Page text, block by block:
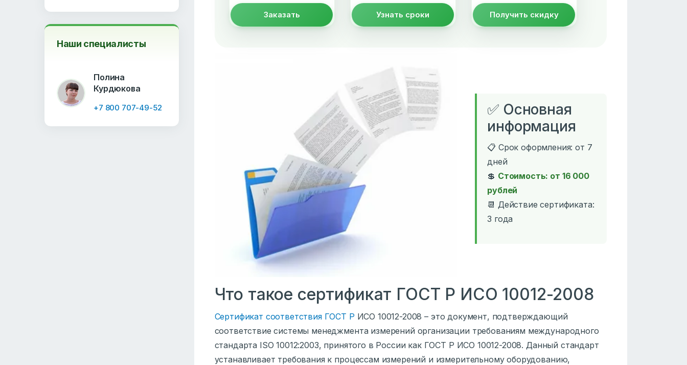
Наши специалисты
Полина
Курдюкова
+7 800 707-49-52
Заказать Узнать сроки Получить скидку
✅ Основная
информация
📋 Срок оформления: от 7
дней
💲 Стоимость: от 16 000
рублей
📆 Действие сертификата:
3 года
Что такое сертификат ГОСТ Р ИСО 10012-2008
Сертификат соответствия ГОСТ Р ИСО 10012-2008 – это документ, подтверждающий
соответствие системы менеджмента измерений организации требованиям международного
стандарта ISO 10012:2003, принятого в России как ГОСТ Р ИСО 10012-2008. Данный стандарт
устанавливает требования к процессам измерений и измерительному оборудованию,